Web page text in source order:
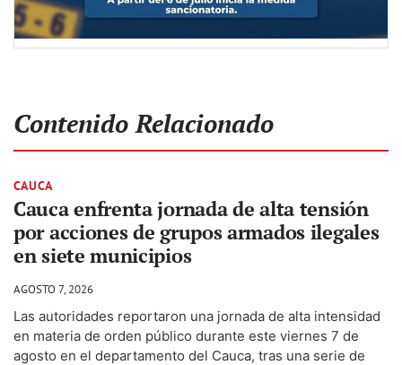
Contenido Relacionado
CAUCA
Cauca enfrenta jornada de alta tensión
por acciones de grupos armados ilegales
en siete municipios
AGOSTO 7, 2026
Las autoridades reportaron una jornada de alta intensidad
en materia de orden público durante este viernes 7 de
agosto en el departamento del Cauca, tras una serie de